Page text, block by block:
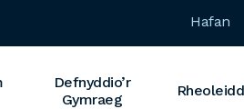
Hafan
Defnyddio’r
Gymraeg